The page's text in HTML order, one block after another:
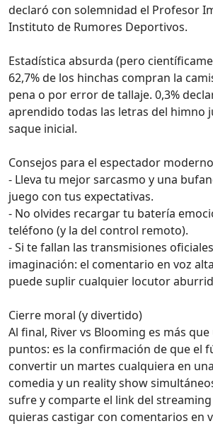
declaró con solemnidad el Profesor
Instituto de Rumores Deportivos.
Estadística absurda (pero
62,7% de los hinchas compran la
pena o por error de tallaje. 0,3%
aprendido todas las letras del himno
saque inicial.
Consejos para el espectador moderno
- Lleva tu mejor sarcasmo y una
juego con tus expectativas.
- No olvides recargar tu batería
teléfono (y la del control remoto).
- Si te fallan las transmisiones
imaginación: el comentario en voz
puede suplir cualquier locutor
Cierre moral (y divertido)
Al final, River vs Blooming es más
puntos: es la confirmación de que el
convertir un martes cualquiera en
comedia y un reality show
sufre y comparte el link del
quieras castigar con comentarios en